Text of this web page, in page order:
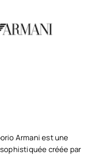
Armani est une
créée par